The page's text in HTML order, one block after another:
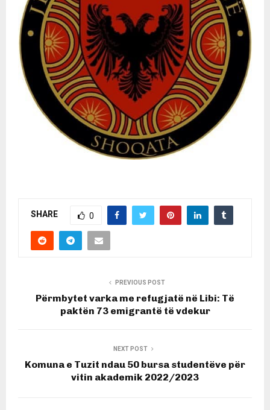
SHARE 0
PREVIOUS POST
Përmbytet varka me refugjatë në Libi: Të
paktën 73 emigrantë të vdekur
NEXT POST
Komuna e Tuzit ndau 50 bursa studentëve për
vitin akademik 2022/2023